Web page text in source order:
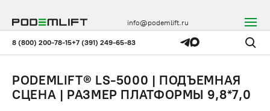
8 (800) 200-78-15+7 (391) 249-65-83
info@podemlift.ru
PODEMLIFT® LS-5000 | ПОДЪЕМНАЯ
СЦЕНА | РАЗМЕР ПЛАТФОРМЫ 9,8*7,0